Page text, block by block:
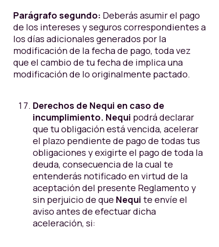
Parágrafo segundo: Deberás asumir el pago
de los intereses y seguros correspondientes a
los días adicionales generados por la
modificación de la fecha de pago, toda vez
que el cambio de tu fecha de implica una
modificación de lo originalmente pactado.
Derechos de Nequi en caso de
incumplimiento. Nequi podrá declarar
que tu obligación está vencida, acelerar
el plazo pendiente de pago de todas tus
obligaciones y exigirte el pago de toda la
deuda, consecuencia de la cual te
entenderás notificado en virtud de la
aceptación del presente Reglamento y
sin perjuicio de que Nequi te envíe el
aviso antes de efectuar dicha
aceleración, si: